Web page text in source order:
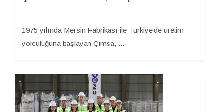
1975 yılında Mersin Fabrikası ile Türkiye’de üretim
yolculuğuna başlayan Çimsa, ...